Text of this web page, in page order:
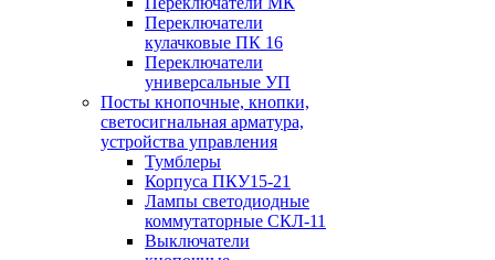
Переключатели
кулачковые ПК 16
Переключатели
универсальные УП
Посты кнопочные, кнопки,
светосигнальная арматура,
устройства управления
Тумблеры
Корпуса ПКУ15-21
Лампы светодиодные
коммутаторные СКЛ-11
Выключатели